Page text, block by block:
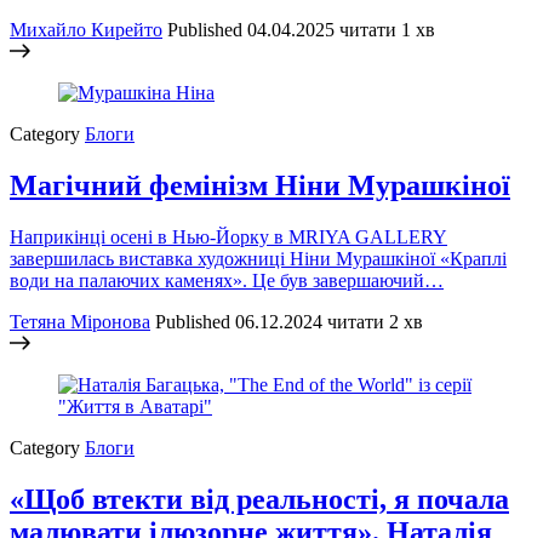
Михайло Кирейто Published 04.04.2025 читати 1 хв
Category Блоги
Магічний фемінізм Ніни Мурашкіної
Наприкінці осені в Нью-Йорку в MRIYA GALLERY
завершилась виставка художниці Ніни Мурашкіної «Краплі
води на палаючих каменях». Це був завершаючий…
Тетяна Міронова Published 06.12.2024 читати 2 хв
Category Блоги
«Щоб втекти від реальності, я почала
малювати ілюзорне життя». Наталія